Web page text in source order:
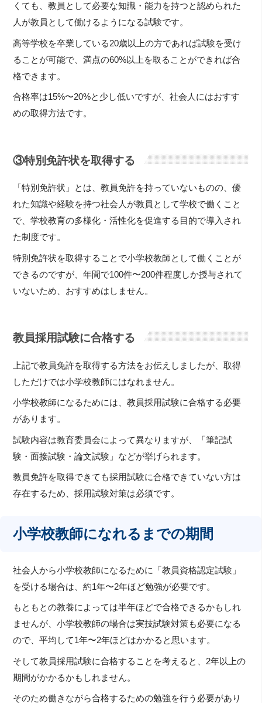
くても、教員として必要な知識・能力を持つと認められた
人が教員として働けるようになる試験です。
高等学校を卒業している20歳以上の方であれば試験を受け
ることが可能で、満点の60%以上を取ることができれば合
格できます。
合格率は15%〜20%と少し低いですが、社会人にはおすす
めの取得方法です。
③特別免許状を取得する
「特別免許状」とは、教員免許を持っていないものの、優
れた知識や経験を持つ社会人が教員として学校で働くこと
で、学校教育の多様化・活性化を促進する目的で導入され
た制度です。
特別免許状を取得することで小学校教師として働くことが
できるのですが、年間で100件〜200件程度しか授与されて
いないため、おすすめはしません。
教員採用試験に合格する
上記で教員免許を取得する方法をお伝えしましたが、取得
しただけでは小学校教師にはなれません。
小学校教師になるためには、教員採用試験に合格する必要
があります。
試験内容は教育委員会によって異なりますが、「筆記試
験・面接試験・論文試験」などが挙げられます。
教員免許を取得できても採用試験に合格できていない方は
存在するため、採用試験対策は必須です。
小学校教師になれるまでの期間
社会人から小学校教師になるために「教員資格認定試験」
を受ける場合は、約1年〜2年ほど勉強が必要です。
もともとの教養によっては半年ほどで合格できるかもしれ
ませんが、小学校教師の場合は実技試験対策も必要になる
ので、平均して1年〜2年ほどはかかると思います。
そして教員採用試験に合格することを考えると、2年以上の
期間がかかるかもしれません。
そのため働きながら合格するための勉強を行う必要があり